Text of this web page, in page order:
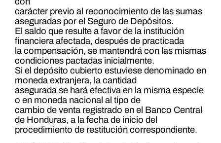
carácter previo al reconocimiento de las sumas
aseguradas por el Seguro de Depósitos.
El saldo que resulte a favor de la institución
financiera afectada, después de practicada
la compensación, se mantendrá con las mismas
condiciones pactadas inicialmente.
Si el depósito cubierto estuviese denominado en
moneda extranjera, la cantidad
asegurada se hará efectiva en la misma especie
o en moneda nacional al tipo de
cambio de venta registrado en el Banco Central
de Honduras, a la fecha de inicio del
procedimiento de restitución correspondiente.